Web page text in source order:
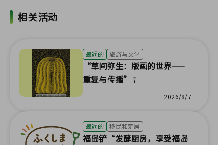
相关活动
最近的 旅游与文化
“草间弥生：版画的世界——
重复与传播” ❕
2026/8/7
最近的 移民和定居
福岛铲“发酵厨房，享受福岛